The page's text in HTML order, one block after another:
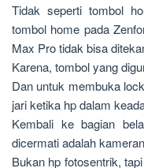
Tidak seperti tombol
tombol home pada
Max Pro tidak bisa
Karena, tombol yang
Dan untuk membuka
jari ketika hp dalam
Kembali ke bagian
dicermati adalah
Bukan hp fotosentrik,